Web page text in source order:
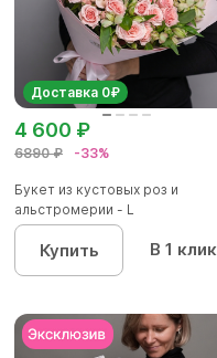
Доставка 0₽
6890 ₽ -33%
4 600 ₽
Букет из кустовых роз и
альстромерии - L
Купить В 1 клик